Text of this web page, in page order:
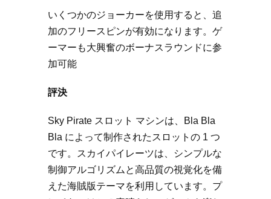
いくつかのジョーカーを使用すると、追
加のフリースピンが有効になります。ゲ
ーマーも大興奮のボーナスラウンドに参
加可能
評決
Sky Pirate スロット マシンは、Bla Bla
Bla によって制作されたスロットの 1 つ
です。スカイパイレーツは、シンプルな
制御アルゴリズムと高品質の視覚化を備
えた海賊版テーマを利用しています。プ